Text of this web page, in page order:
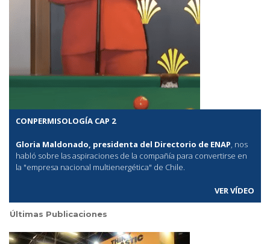
CONPERMISOLOGÍA CAP 2
Gloria Maldonado, presidenta del Directorio de ENAP, nos
habló sobre las aspiraciones de la compañía para convertirse en
la "empresa nacional multienergética" de Chile.
VER VÍDEO
Últimas Publicaciones